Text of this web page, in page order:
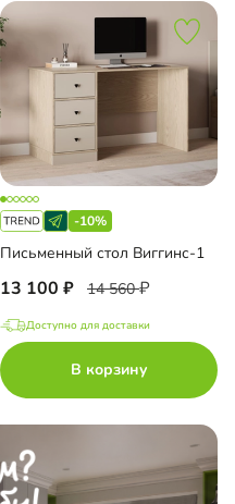
-10%
Письменный стол Виггинс-1
13 100 14 560
Доступно для доставки
В корзину